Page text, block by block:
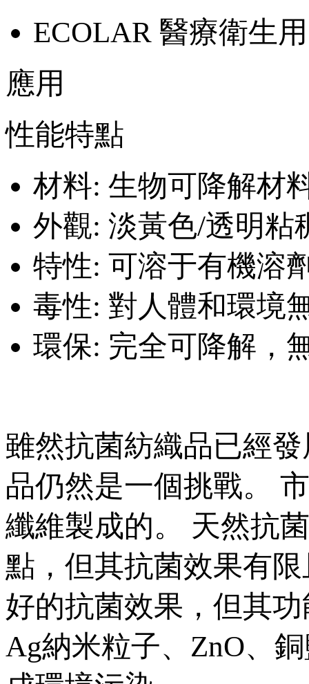
ECOLAR 醫療衛生
應用
性能特點
材料: 生物可降解材
外觀: 淡黃色/透明
特性: 可溶于有機
毒性: 對人體和環境
環保: 完全可降解，
雖然抗菌紡織品已經
品仍然是一個挑戰。
纖維製成的。 天然抗
點，但其抗菌效果有
好的抗菌效果，但其
Ag納米粒子、ZnO、